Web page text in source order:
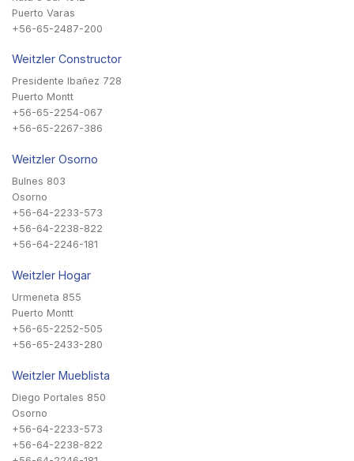
Puerto Varas
+56-65-2487-200
Weitzler Constructor
Presidente Ibañez 728
Puerto Montt
+56-65-2254-067
+56-65-2267-386
Weitzler Osorno
Bulnes 803
Osorno
+56-64-2233-573
+56-64-2238-822
+56-64-2246-181
Weitzler Hogar
Urmeneta 855
Puerto Montt
+56-65-2252-505
+56-65-2433-280
Weitzler Mueblista
Diego Portales 850
Osorno
+56-64-2233-573
+56-64-2238-822